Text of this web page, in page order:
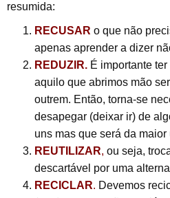
resumida:
RECUSAR o que não
apenas aprender a dizer
REDUZIR. É importante
aquilo que abrimos mão
outrem. Então, torna-se
desapegar (deixar ir) de
uns mas que será da
REUTILIZAR, ou seja,
descartável por uma
RECICLAR. Devemos